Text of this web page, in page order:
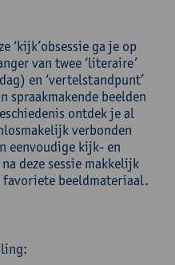
‘kijk’obsessie ga je op
van twee ‘literaire’
en ‘vertelstandpunt’
spraakmakende beelden
ontdek je al
verbonden
eenvoudige kijk- en
deze sessie makkelijk
favoriete beeldmateriaal.